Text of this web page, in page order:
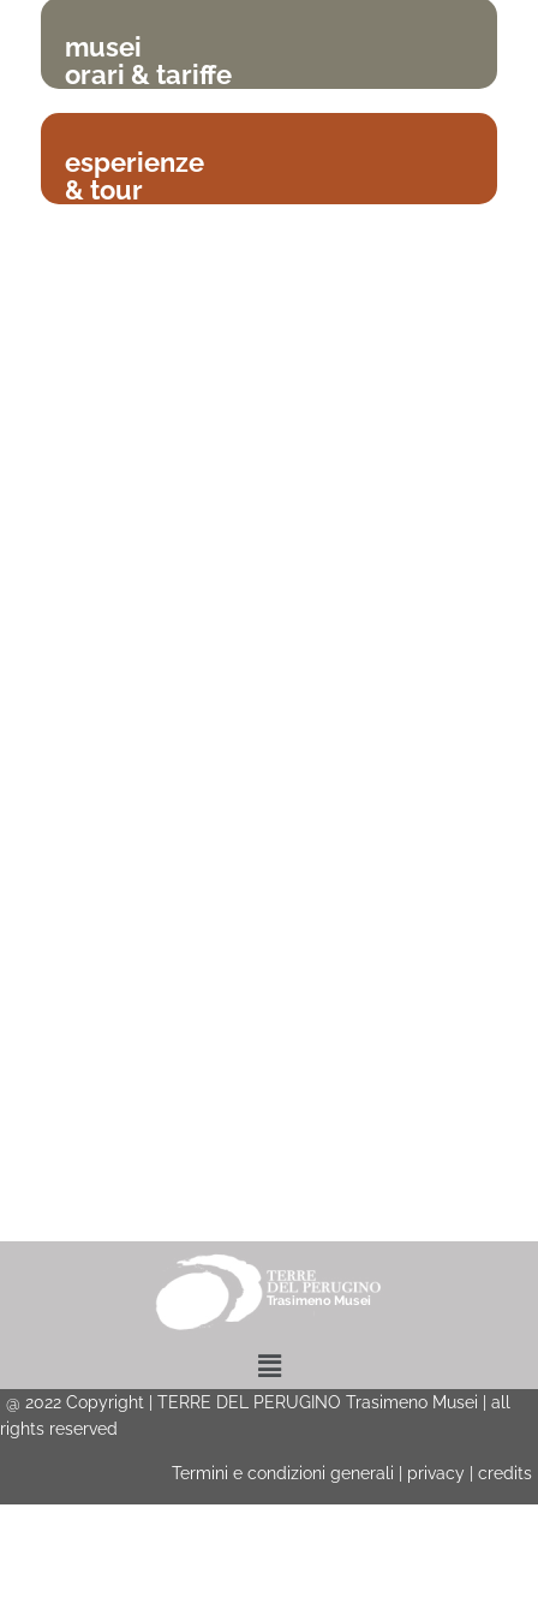
musei
orari & tariffe
esperienze
& tour
Menu
@ 2022 Copyright | TERRE DEL PERUGINO Trasimeno Musei | all
rights reserved
Termini e condizioni generali privacy credits